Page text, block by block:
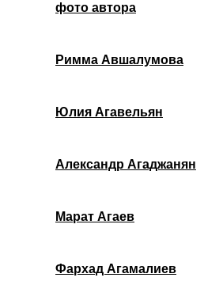
фото автора
Римма Авшалумова
Юлия Агавельян
Александр Агаджанян
Марат Агаев
Фархад Агамалиев